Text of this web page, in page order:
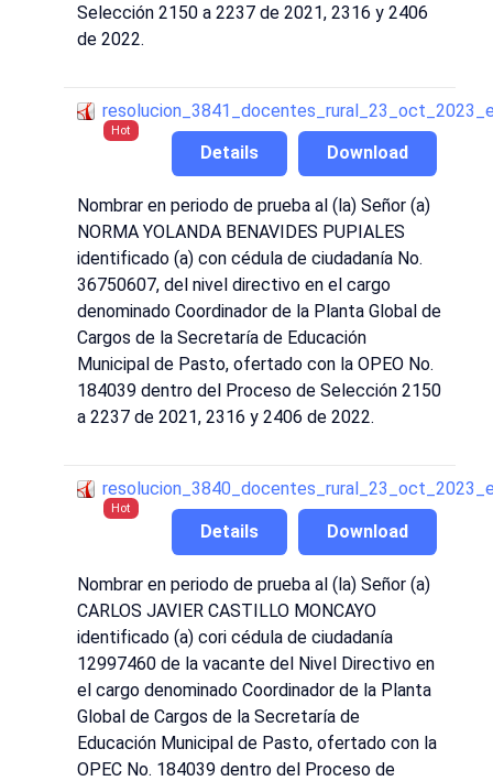
Selección 2150 a 2237 de 2021, 2316 y 2406
de 2022.
Hot
Download
Details
Nombrar en periodo de prueba al (la) Señor (a)
NORMA YOLANDA BENAVIDES PUPIALES
identificado (a) con cédula de ciudadanía No.
36750607, del nivel directivo en el cargo
denominado Coordinador de la Planta Global de
Cargos de la Secretaría de Educación
Municipal de Pasto, ofertado con la OPEO No.
184039 dentro del Proceso de Selección 2150
a 2237 de 2021, 2316 y 2406 de 2022.
Hot
Download
Details
Nombrar en periodo de prueba al (la) Señor (a)
CARLOS JAVIER CASTILLO MONCAYO
identificado (a) cori cédula de ciudadanía
12997460 de la vacante del Nivel Directivo en
el cargo denominado Coordinador de la Planta
Global de Cargos de la Secretaría de
Educación Municipal de Pasto, ofertado con la
OPEC No. 184039 dentro del Proceso de